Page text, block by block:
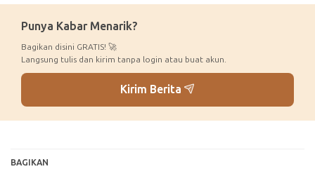
Punya Kabar Menarik?
Bagikan disini GRATIS! 🚀
Langsung tulis dan kirim tanpa login atau buat akun.
Kirim Berita
BAGIKAN